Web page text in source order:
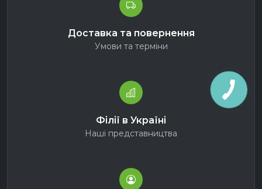
Доставка та повернення
Умови та терміни
Філії в Україні
Наші представництва